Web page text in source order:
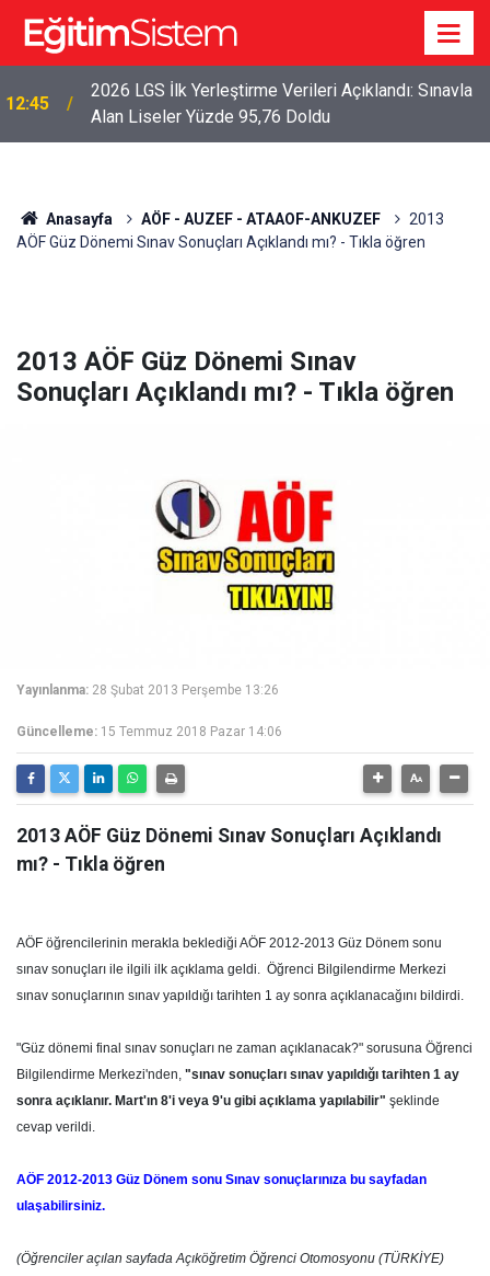
12:45
2026 LGS İlk Yerleştirme Verileri Açıklandı: Sınavla
Alan Liseler Yüzde 95,76 Doldu
Anasayfa AÖF - AUZEF - ATAAOF-ANKUZEF
2013
AÖF Güz Dönemi Sınav Sonuçları Açıklandı mı? - Tıkla öğren
2013 AÖF Güz Dönemi Sınav
Sonuçları Açıklandı mı? - Tıkla öğren
Yayınlanma: 28 Şubat 2013 Perşembe 13:26
Güncelleme: 15 Temmuz 2018 Pazar 14:06
2013 AÖF Güz Dönemi Sınav Sonuçları Açıklandı
mı? - Tıkla öğren
AÖF öğrencilerinin merakla beklediği AÖF 2012-2013 Güz Dönem sonu
sınav sonuçları ile ilgili ilk açıklama geldi. Öğrenci Bilgilendirme Merkezi
sınav sonuçlarının sınav yapıldığı tarihten 1 ay sonra açıklanacağını bildirdi.
"Güz dönemi final sınav sonuçları ne zaman açıklanacak?" sorusuna Öğrenci
Bilgilendirme Merkezi'nden, "sınav sonuçları sınav yapıldığı tarihten 1 ay
sonra açıklanır. Mart'ın 8'i veya 9'u gibi açıklama yapılabilir" şeklinde
cevap verildi.
AÖF 2012-2013 Güz Dönem sonu Sınav sonuçlarınıza bu sayfadan
ulaşabilirsiniz.
(Öğrenciler açılan sayfada Açıköğretim Öğrenci Otomosyonu (TÜRKİYE)